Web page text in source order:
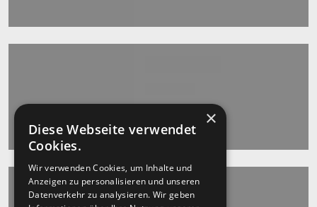
×
Diese Webseite verwendet
Cookies.
Wir verwenden Cookies, um Inhalte und
Anzeigen zu personalisieren und unseren
Datenverkehr zu analysieren. Wir geben